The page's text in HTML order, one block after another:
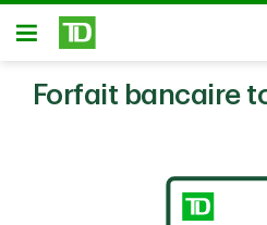
Passer au contenu principal
Ouvert
Forfait bancaire